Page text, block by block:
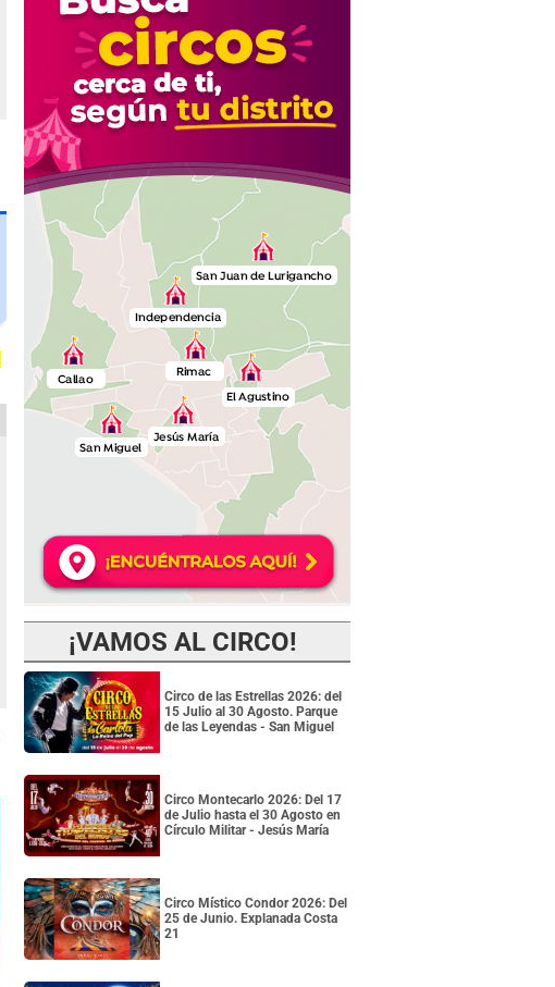
¡VAMOS AL CIRCO!
Circo de las Estrellas 2026: del
15 Julio al 30 Agosto. Parque
de las Leyendas - San Miguel
Circo Montecarlo 2026: Del 17
de Julio hasta el 30 Agosto en
Círculo Militar - Jesús María
Circo Místico Condor 2026: Del
25 de Junio. Explanada Costa
21